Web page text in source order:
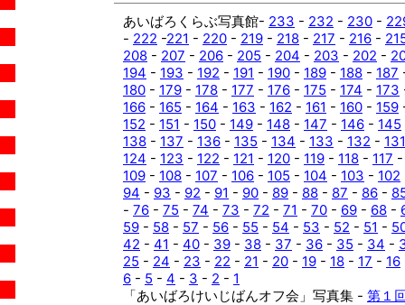
あいばろくらぶ写真館- 233 - 232 - 230 -
- 222 -221 - 220 - 219 - 218 - 217 - 216 -
208 - 207 - 206 - 205 - 204 - 203 - 202 -
194 - 193 - 192 - 191 - 190 - 189 - 188 - 187
180 - 179 - 178 - 177 - 176 - 175 - 174 - 173
166 - 165 - 164 - 163 - 162 - 161 - 160 - 159
152 - 151 - 150 - 149 - 148 - 147 - 146 - 145
138 - 137 - 136 - 135 - 134 - 133 - 132 - 131
124 - 123 - 122 - 121 - 120 - 119 - 118 - 117
109 - 108 - 107 - 106 - 105 - 104 - 103 - 102
94 - 93 - 92 - 91 - 90 - 89 - 88 - 87 - 86 -
- 76 - 75 - 74 - 73 - 72 - 71 - 70 - 69 - 68 -
59 - 58 - 57 - 56 - 55 - 54 - 53 - 52 - 51 -
42 - 41 - 40 - 39 - 38 - 37 - 36 - 35 - 34 -
25 - 24 - 23 - 22 - 21 - 20 - 19 - 18 - 17 - 16
6 - 5 - 4 - 3 - 2 - 1
「あいばろけいじばんオフ会」写真集 - 第１